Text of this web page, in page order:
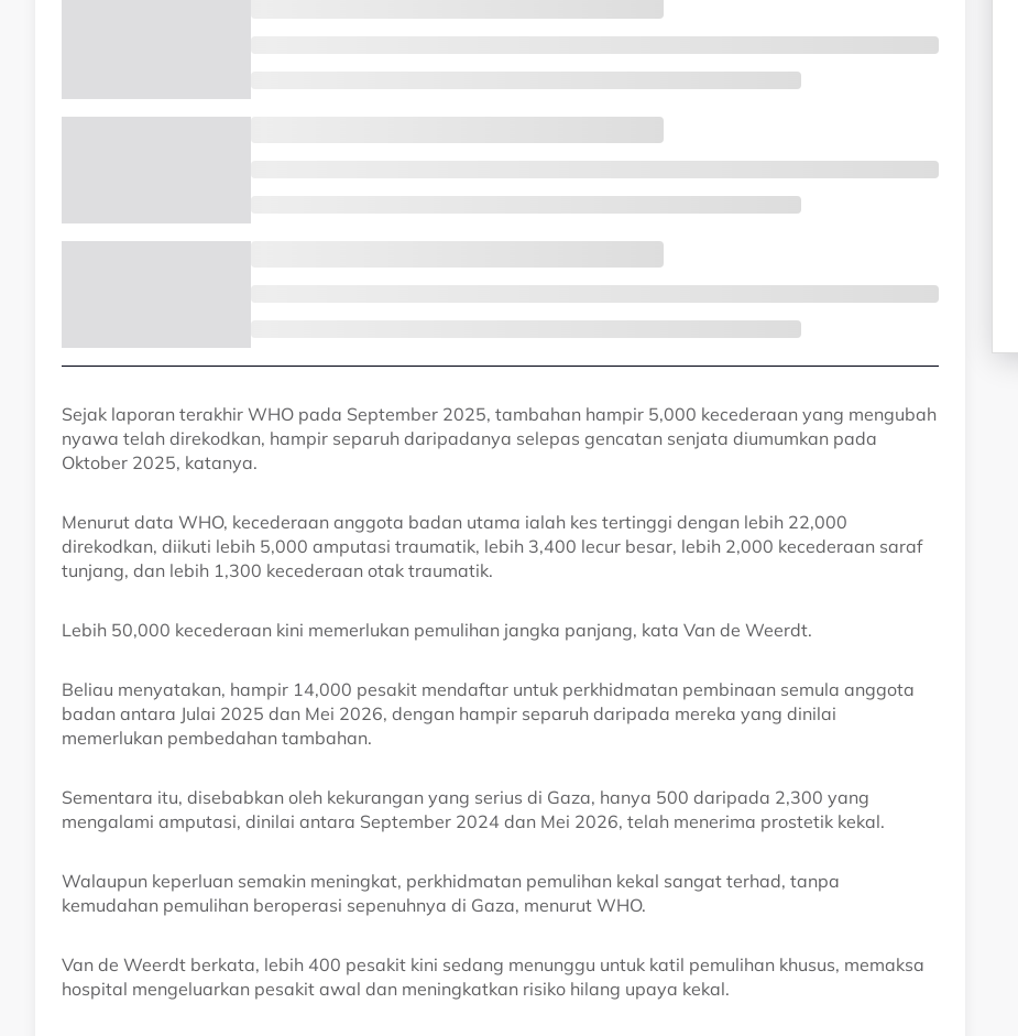
Sejak laporan terakhir WHO pada September 2025, tambahan hampir 5,000 kecederaan yang mengubah
nyawa telah direkodkan, hampir separuh daripadanya selepas gencatan senjata diumumkan pada
Oktober 2025, katanya.
Menurut data WHO, kecederaan anggota badan utama ialah kes tertinggi dengan lebih 22,000
direkodkan, diikuti lebih 5,000 amputasi traumatik, lebih 3,400 lecur besar, lebih 2,000 kecederaan saraf
tunjang, dan lebih 1,300 kecederaan otak traumatik.
Lebih 50,000 kecederaan kini memerlukan pemulihan jangka panjang, kata Van de Weerdt.
Beliau menyatakan, hampir 14,000 pesakit mendaftar untuk perkhidmatan pembinaan semula anggota
badan antara Julai 2025 dan Mei 2026, dengan hampir separuh daripada mereka yang dinilai
memerlukan pembedahan tambahan.
Sementara itu, disebabkan oleh kekurangan yang serius di Gaza, hanya 500 daripada 2,300 yang
mengalami amputasi, dinilai antara September 2024 dan Mei 2026, telah menerima prostetik kekal.
Walaupun keperluan semakin meningkat, perkhidmatan pemulihan kekal sangat terhad, tanpa
kemudahan pemulihan beroperasi sepenuhnya di Gaza, menurut WHO.
Van de Weerdt berkata, lebih 400 pesakit kini sedang menunggu untuk katil pemulihan khusus, memaksa
hospital mengeluarkan pesakit awal dan meningkatkan risiko hilang upaya kekal.